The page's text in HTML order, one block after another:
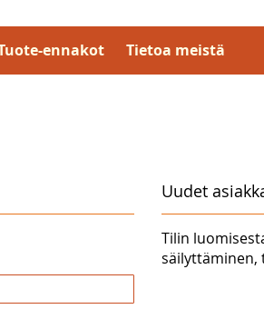
ennakot Tietoa meistä
Uudet
Tilin
säilyttäminen,